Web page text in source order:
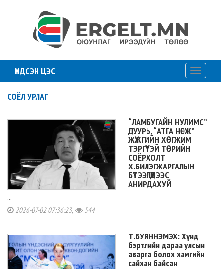
ҮНДСЭН ЦЭС
Toggle
СОЁЛ УРЛАГ
“ЛАМБУГАЙН НУЛИМС”
ДУУРЬ, “АТГА НӨЖ”
ЖҮЖГИЙН ХӨГЖИМ
ТЭРГҮҮТЭЙ ТӨРИЙН
СОЁРХОЛТ
Х.БИЛЭГЖАРГАЛЫН
БҮТЭЭЛҮҮДЭЭС
АНИРДАХУЙ
...
2026-07-02 07:36:23, 544
Т.БУЯННЭМЭХ: Хүнд
бэртлийн дараа улсын
аварга болох хамгийн
сайхан байсан